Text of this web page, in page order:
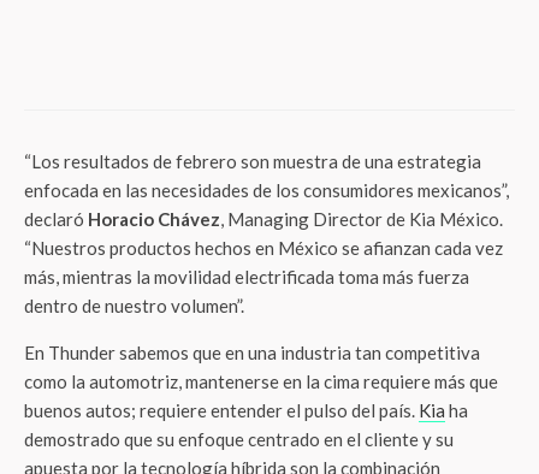
“Los resultados de febrero son muestra de una estrategia
enfocada en las necesidades de los consumidores mexicanos”,
declaró Horacio Chávez, Managing Director de Kia México.
“Nuestros productos hechos en México se afianzan cada vez
más, mientras la movilidad electrificada toma más fuerza
dentro de nuestro volumen”.
En Thunder sabemos que en una industria tan competitiva
como la automotriz, mantenerse en la cima requiere más que
buenos autos; requiere entender el pulso del país. Kia ha
demostrado que su enfoque centrado en el cliente y su
apuesta por la tecnología híbrida son la combinación